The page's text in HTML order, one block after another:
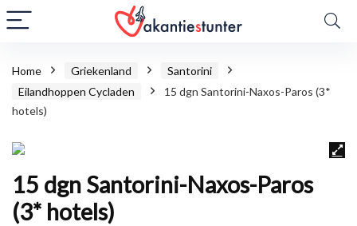
Home Griekenland
Santorini
Eilandhoppen Cycladen
15 dgn Santorini-Naxos-Paros (3*
hotels)
15 dgn Santorini-Naxos-Paros
(3* hotels)